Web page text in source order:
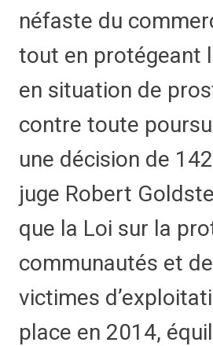
néfaste du
tout en protégeant
en situation de
contre toute
une décision de
juge Robert
que la Loi sur la
communautés et
victimes
place en 2014,